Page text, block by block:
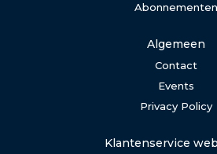
Abonnementen
Algemeen
Contact
Events
Privacy Policy
Klantenservice